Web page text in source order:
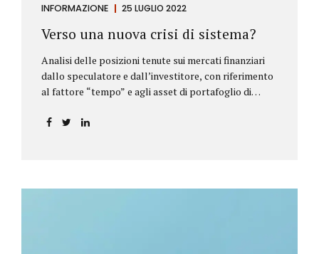
INFORMAZIONE 25 LUGLIO 2022
Verso una nuova crisi di sistema?
Analisi delle posizioni tenute sui mercati finanziari
dallo speculatore e dall’investitore, con riferimento
al fattore “tempo” e agli asset di portafoglio di
l’investitore Nelle definizioni di Wikipedia si legge:
Investitore: è colui che decide di investire il proprio